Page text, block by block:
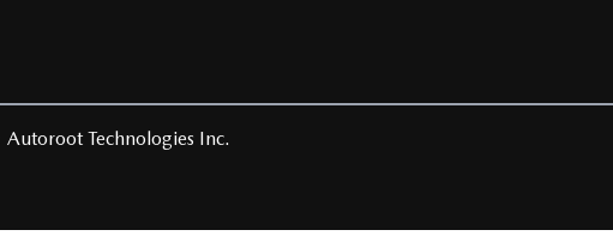
Autoroot Technologies Inc.